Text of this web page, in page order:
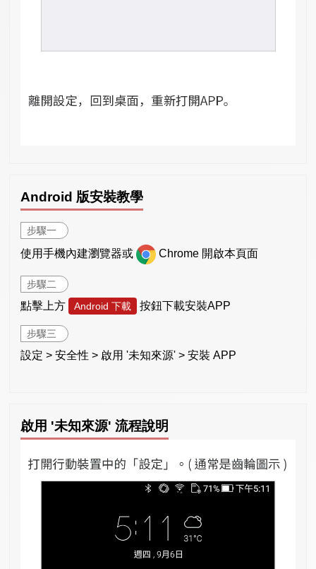
Android 版安裝教學
步驟一
使用手機內建瀏覽器或 Chrome 開啟本頁面
步驟二
點擊上方 Android 下載 按鈕下載安裝APP
步驟三
設定 > 安全性 > 啟用 '未知來源' > 安裝 APP
啟用 '未知來源' 流程說明